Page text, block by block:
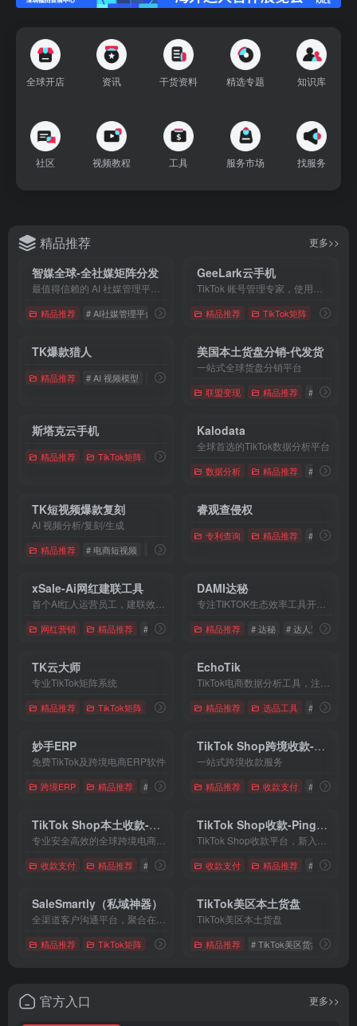
14 TikTok 大动作！AI 创作新功能来袭，效率飙升还是体验灾难？
16 TikTok在东南亚竟这么火？月活超 4.6 亿，GMV 达 382 亿，还有超多惊喜玩法
TikTok三大Ai神器，让卖家生产短视频效率暴涨3倍！
20 美方称中美将就TikTok达成最终协议，中方回应
全球开店 资讯 干货资料 精选专题 知识库
社区 视频教程 工具 服务市场 找服务
精品推荐 更多>>
智媒全球-全社媒矩阵分发
精品推荐 # AI社媒管理平台 # 全平台出海 # 智媒全球
GeeLark云手机
精品推荐 TikTok矩阵 # TikTok
TK爆款猎人
精品推荐 # AI 视频模型 # Sora 2
美国本土货盘分销-代发货
一站式全球货盘分销平台
联盟变现 精品推荐 # 代发货
斯塔克云手机
精品推荐 TikTok矩阵 # 多账号矩阵
Kalodata
全球首选的TikTok数据分析平台
数据分析 精品推荐 # TikTok数
TK短视频爆款复刻
AI 视频分析/复刻/生成
精品推荐 # 电商短视频 # TikTok爆款复刻
睿观查侵权
专利查询 精品推荐 # 睿观查侵
xSale-Ai网红建联工具
网红营销 精品推荐 # 跨境电商 # AI红人运营 # 红人CRM
DAMI达秘
精品推荐 # 达秘 # 达人邀约工具
TK云大师
专业TikTok矩阵系统
精品推荐 TikTok矩阵 # TikTok矩阵系统 # TK云大师 # TikTok自动化脚
EchoTik
精品推荐 选品工具 # 网红
妙手ERP
免费TikTok及跨境电商ERP软件
跨境ERP 精品推荐 # 妙手ERP
TikTok Shop跨境收款-连连国际
一站式跨境收款服务
精品推荐 收款支付 # 跨境收款
TikTok Shop本土收款-连连国际
收款支付 精品推荐 # 连连国际 # TikTok Shop本土收款
TikTok Shop收款-PingPong
收款支付 精品推荐 # 马来西亚
SaleSmartly（私域神器）
精品推荐 TikTok矩阵 # 全渠道聊天工具 # 私域神器 # SaleSmartly
TikTok美区本土货盘
TikTok美区本土货盘
精品推荐 # TikTok美区货盘 # 美
官方入口 更多>>